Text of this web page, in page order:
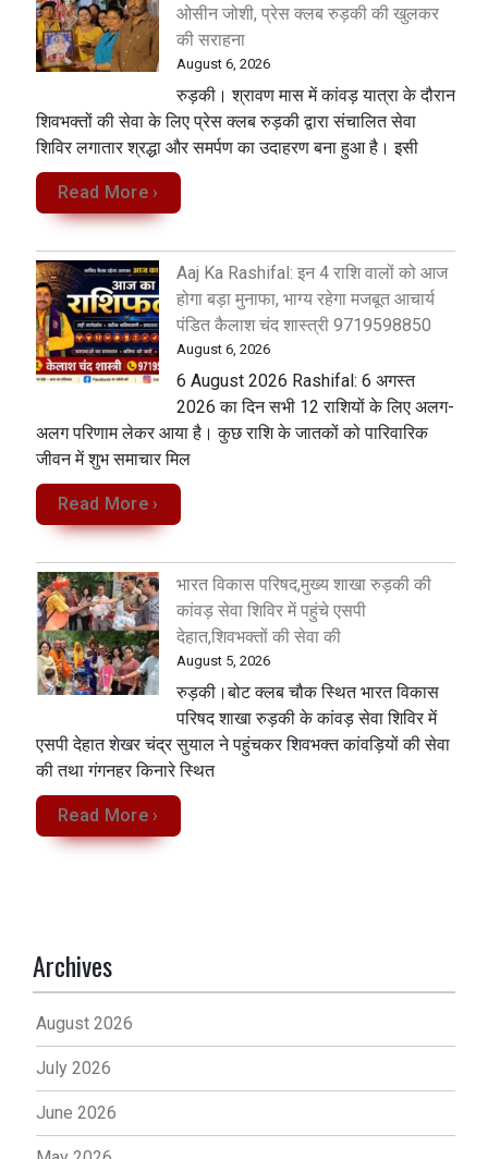
ओसीन जोशी, प्रेस क्लब रुड़की की खुलकर
की सराहना
August 6, 2026
रुड़की। श्रावण मास में कांवड़ यात्रा के दौरान
शिवभक्तों की सेवा के लिए प्रेस क्लब रुड़की द्वारा संचालित सेवा
शिविर लगातार श्रद्धा और समर्पण का उदाहरण बना हुआ है। इसी
Read More ›
Aaj Ka Rashifal: इन 4 राशि वालों को आज
होगा बड़ा मुनाफा, भाग्य रहेगा मजबूत आचार्य
पंडित कैलाश चंद शास्त्री 9719598850
August 6, 2026
6 August 2026 Rashifal: 6 अगस्त
2026 का दिन सभी 12 राशियों के लिए अलग-
अलग परिणाम लेकर आया है। कुछ राशि के जातकों को पारिवारिक
जीवन में शुभ समाचार मिल
Read More ›
भारत विकास परिषद,मुख्य शाखा रुड़की की
कांवड़ सेवा शिविर में पहुंचे एसपी
देहात,शिवभक्तों की सेवा की
August 5, 2026
रुड़की।बोट क्लब चौक स्थित भारत विकास
परिषद शाखा रुड़की के कांवड़ सेवा शिविर में
एसपी देहात शेखर चंद्र सुयाल ने पहुंचकर शिवभक्त कांवड़ियों की सेवा
की तथा गंगनहर किनारे स्थित
Read More ›
Archives
August 2026
July 2026
June 2026